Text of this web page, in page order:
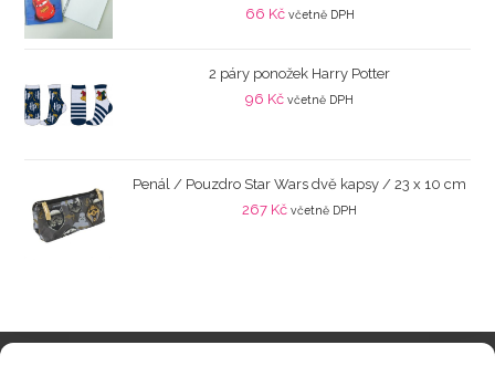
66 Kč včetně DPH
2 páry ponožek Harry Potter
96 Kč včetně DPH
Penál / Pouzdro Star Wars dvě kapsy / 23 x 10 cm
267 Kč včetně DPH